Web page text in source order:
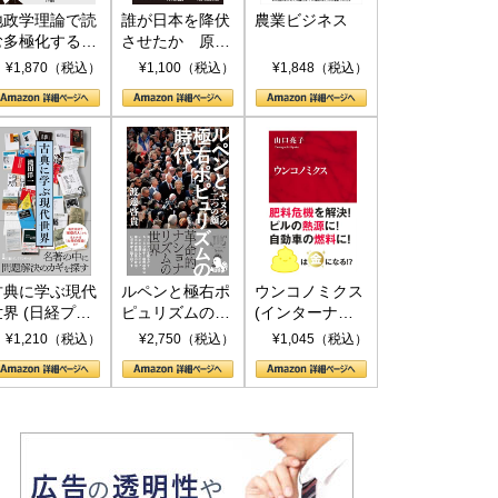
政学理論で読
多極化する世
トランプと
¥1,870（税込）
誰が日本を降伏
させたか 原爆
投下、ソ連参
(PHP新書)
¥1,100（税込）
農業ビジネス
¥1,848（税込）
典に学ぶ現代
界 (日経プレ
アシリーズ)
¥1,210（税込）
ルペンと極右ポ
ピュリズムの時
代：〈ヤヌス〉
¥2,750（税込）
ウンコノミクス
(インターナシ
ョナル新書)
¥1,045（税込）